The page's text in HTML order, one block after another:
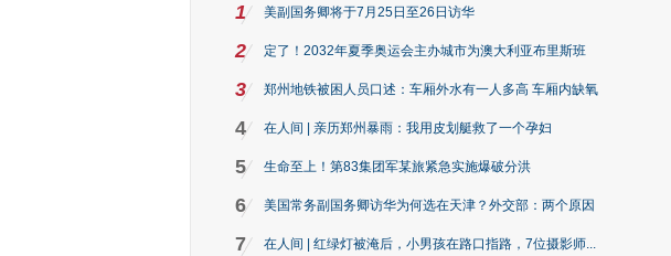
1 美副国务卿将于7月25日至26日访华
2 定了！2032年夏季奥运会主办城市为澳大利亚布里斯班
3 郑州地铁被困人员口述：车厢外水有一人多高 车厢内缺氧
4 在人间 | 亲历郑州暴雨：我用皮划艇救了一个孕妇
5 生命至上！第83集团军某旅紧急实施爆破分洪
6 美国常务副国务卿访华为何选在天津？外交部：两个原因
7 在人间 | 红绿灯被淹后，小男孩在路口指路，7位摄影师...